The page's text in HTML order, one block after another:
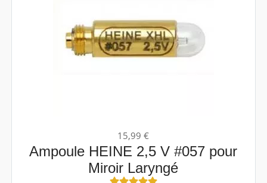
15,99 €
Ampoule HEINE 2,5 V #057 pour
Miroir Laryngé